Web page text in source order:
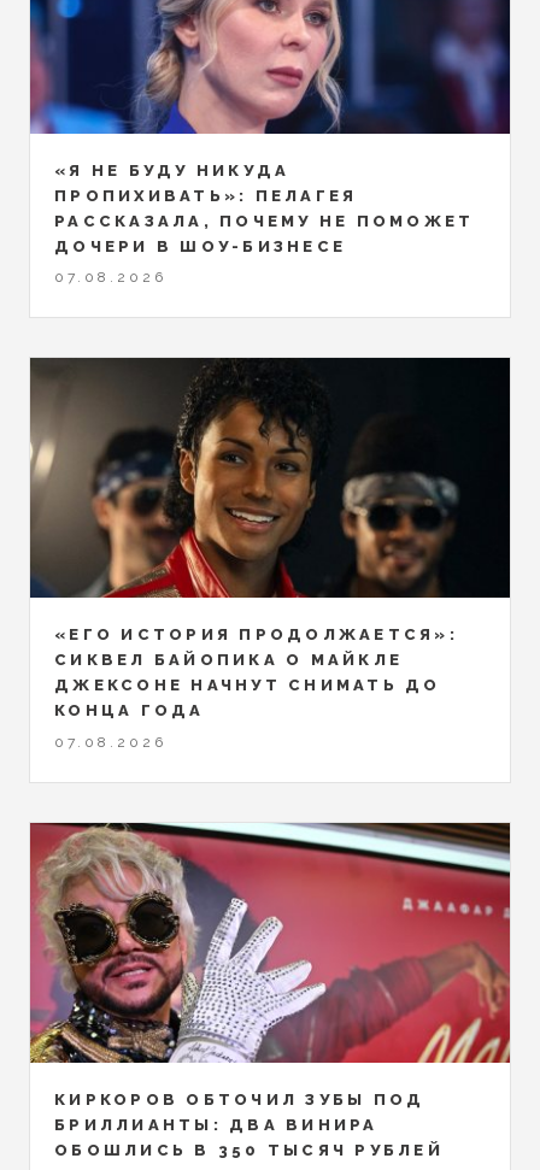
«Я НЕ БУДУ НИКУДА
ПРОПИХИВАТЬ»: ПЕЛАГЕЯ
РАССКАЗАЛА, ПОЧЕМУ НЕ ПОМОЖЕТ
ДОЧЕРИ В ШОУ-БИЗНЕСЕ
07.08.2026
«ЕГО ИСТОРИЯ ПРОДОЛЖАЕТСЯ»:
СИКВЕЛ БАЙОПИКА О МАЙКЛЕ
ДЖЕКСОНЕ НАЧНУТ СНИМАТЬ ДО
КОНЦА ГОДА
07.08.2026
КИРКОРОВ ОБТОЧИЛ ЗУБЫ ПОД
БРИЛЛИАНТЫ: ДВА ВИНИРА
ОБОШЛИСЬ В 350 ТЫСЯЧ РУБЛЕЙ